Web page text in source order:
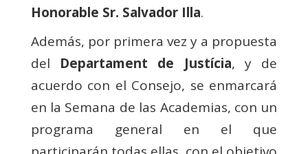
Honorable Sr. Salvador Illa.
Además, por primera vez y a propuesta
del Departament de Justícia, y de
acuerdo con el Consejo, se enmarcará
en la Semana de las Academias, con un
programa general en el que